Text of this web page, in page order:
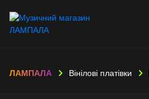
ЛАМПАЛА Вінілові платівки